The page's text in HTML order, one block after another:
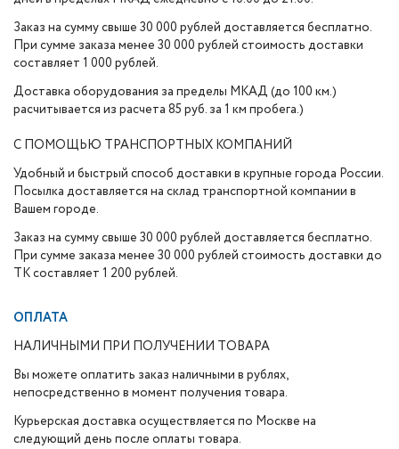
Заказ на сумму свыше 30 000 рублей доставляется бесплатно.
При сумме заказа менее 30 000 рублей стоимость доставки
составляет 1 000 рублей.
Доставка оборудования за пределы МКАД (до 100 км.)
расчитывается из расчета 85 руб. за 1 км пробега.)
С ПОМОЩЬЮ ТРАНСПОРТНЫХ КОМПАНИЙ
Удобный и быстрый способ доставки в крупные города России.
Посылка доставляется на склад транспортной компании в
Вашем городе.
Заказ на сумму свыше 30 000 рублей доставляется бесплатно.
При сумме заказа менее 30 000 рублей стоимость доставки до
ТК составляет 1 200 рублей.
ОПЛАТА
НАЛИЧНЫМИ ПРИ ПОЛУЧЕНИИ ТОВАРА
Вы можете оплатить заказ наличными в рублях,
непосредственно в момент получения товара.
Курьерская доставка осуществляется по Москве на
следующий день после оплаты товара.